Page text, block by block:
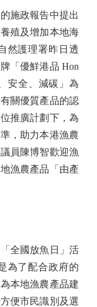
施政報告中提出
殖及增加本地海
然護理署昨日透
「優鮮港品 Hon
安全、減碳」為
關優質產品的認
推廣計劃下，為
，助力本港漁農
員陳博智歡迎漁
漁農產品「由產
全國放魚日」活
為了配合政府的
本地漁農產品建
便市民識別及選